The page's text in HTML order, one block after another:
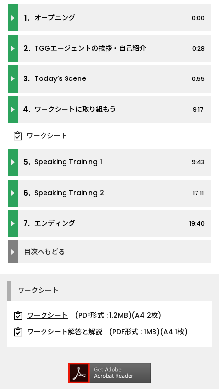
1. オープニング 0:00
2. TGGエージェントの挨拶・自己紹介 0:28
3. Today’s Scene 0:55
4. ワークシートに取り組もう 9:17
ワークシート
5. Speaking Training 1 9:43
6. Speaking Training 2 17:11
7. エンディング 19:40
目次へもどる
ワークシート
ワークシート
(PDF形式 : 1.2MB)(A4 2枚)
ワークシート解答と解説
(PDF形式 : 1MB)(A4 1枚)